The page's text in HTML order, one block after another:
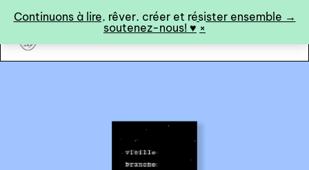
Continuons à lire, rêver, créer et résister ensemble →
soutenez-nous! ♥︎ ×
art&fiction